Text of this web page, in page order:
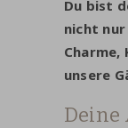
Du bist
nicht
unsere
Deine